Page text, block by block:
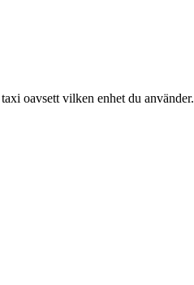
oavsett vilken enhet du använder.